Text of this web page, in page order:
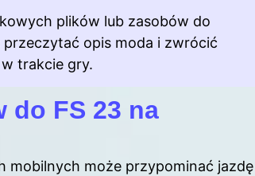
plików lub zasobów do
przeczytać opis moda i zwrócić
trakcie gry.
do FS 23 na
mobilnych może przypominać jazdę